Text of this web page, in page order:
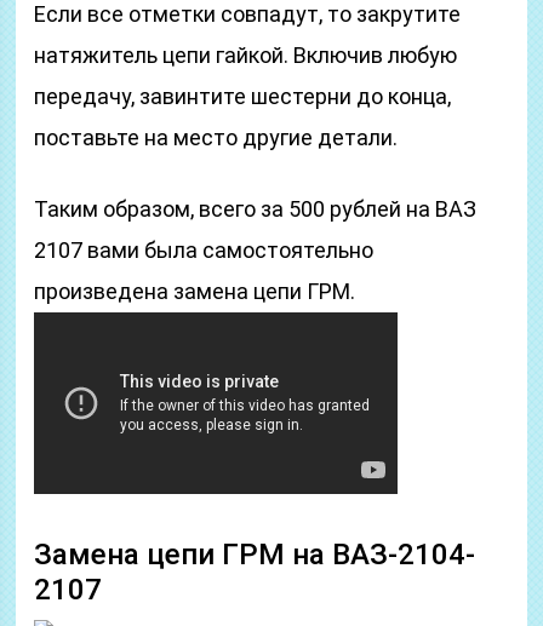
Если все отметки совпадут, то закрутите
натяжитель цепи гайкой. Включив любую
передачу, завинтите шестерни до конца,
поставьте на место другие детали.
Таким образом, всего за 500 рублей на ВАЗ
2107 вами была самостоятельно
произведена замена цепи ГРМ.
Замена цепи ГРМ на ВАЗ-2104-
2107